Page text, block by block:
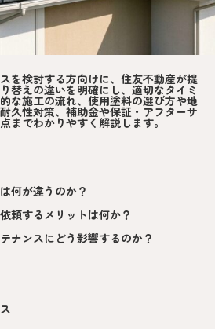
を検討する方向けに、住友不動産が提
替えの違いを明確にし、適切なタイミ
な施工の流れ、使用塗料の選び方や地
久性対策、補助金や保証・アフターサ
までわかりやすく解説します。
何が違うのか？
頼するメリットは何か？
ナンスにどう影響するのか？